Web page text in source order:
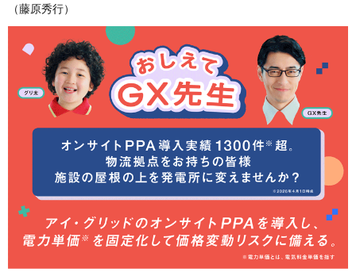
（藤原秀行）